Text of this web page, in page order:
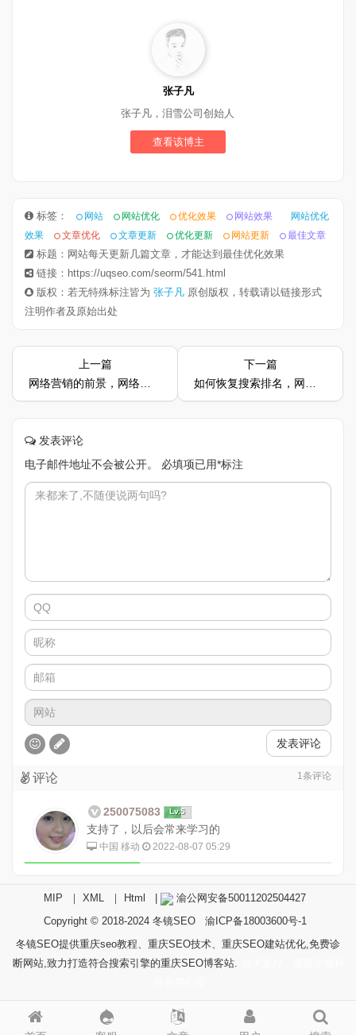
张子凡
张子凡，泪雪公司创始人
查看该博主
标签： 网站 网站优化 优化效果 网站效果
网站优化
效果
文章优化 文章更新 优化更新 网站更新 最佳文章
标题：网站每天更新几篇文章，才能达到最佳优化效果
链接：https://uqseo.com/seorm/541.html
版权：若无特殊标注皆为 张子凡 原创版权，转载请以链接形式
注明作者及原始出处
上一篇
网络营销的前景，网络推广如何呢？
下一篇
如何恢复搜索排名，网站降权该做什么
发表评论
电子邮件地址不会被公开。
必填项已用*标注
发表评论
评论 1条评论
250075083 Lv.5
支持了，以后会常来学习的
中国 移动 2022-08-07 05:29
MIP ｜ XML ｜ Html
渝公网安备50011202504427
Copyright © 2018-2024 冬镜SEO
渝ICP备18003600号-1
冬镜SEO提供重庆seo教程、重庆SEO技术、重庆SEO建站优化,免费诊
断网站,致力打造符合搜索引擎的重庆SEO博客站.